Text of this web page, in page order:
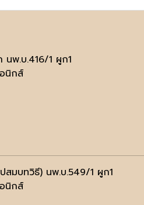
พ.บ.416/1 ผูก1
นิกส์
สมบทวิธี) นพ.บ.549/1 ผูก1
นิกส์